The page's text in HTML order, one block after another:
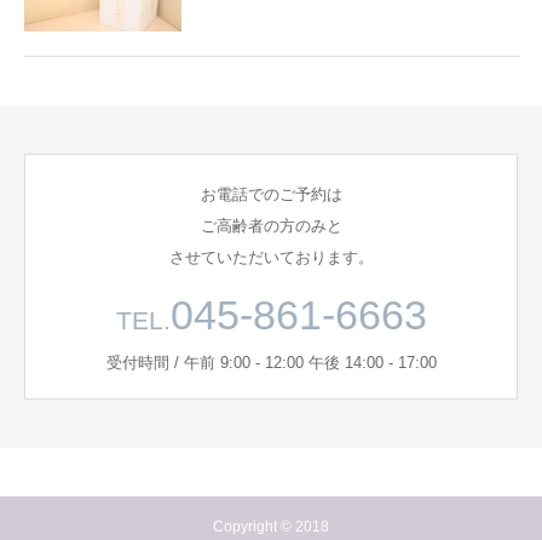
お電話でのご予約は
ご高齢者の方のみと
させていただいております。
TEL.045-861-6663
受付時間 / 午前 9:00 - 12:00 午後 14:00 - 17:00
Copyright © 2018